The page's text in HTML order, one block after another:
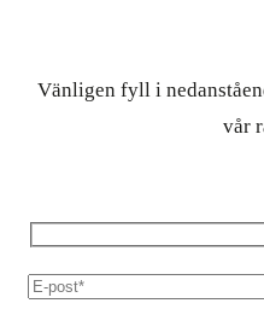
Vänligen fyll i
vår